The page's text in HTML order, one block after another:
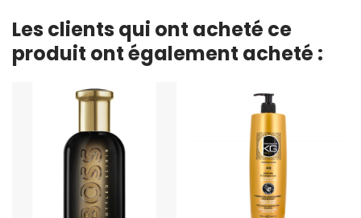
Les clients qui ont acheté ce
produit ont également acheté :